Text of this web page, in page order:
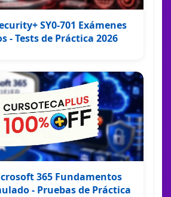
SY0-701 Exámenes
- Tests de Práctica 2026
365 Fundamentos
- Pruebas de Práctica